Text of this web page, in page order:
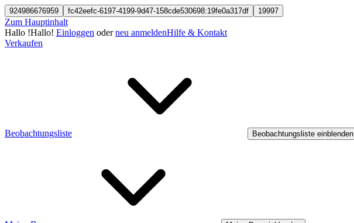
924986676959 fc42eefc-6197-4199-9d47-158cde530698:19fe0a317df 19997
Zum Hauptinhalt
Hallo !Hallo! Einloggen oderneu anmeldenHilfe & Kontakt
Verkaufen
Beobachtungsliste Beobachtungsliste einblenden